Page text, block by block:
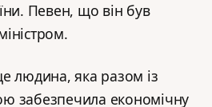
Певен, що він був
людина, яка разом із
забезпечила економічну